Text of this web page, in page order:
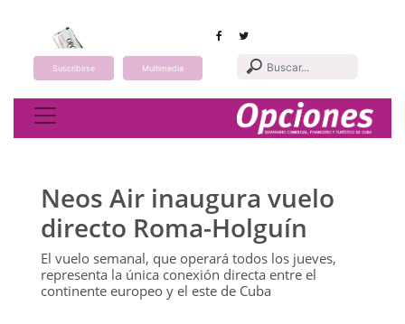
Suscribirse Multimedia
Toggle navigation
Neos Air inaugura vuelo
directo Roma-Holguín
El vuelo semanal, que operará todos los jueves,
representa la única conexión directa entre el
continente europeo y el este de Cuba